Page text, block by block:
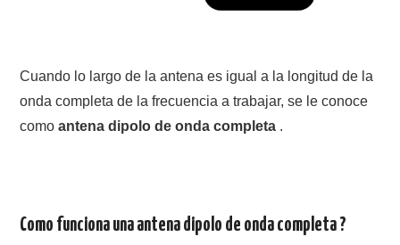
NUESTRAS ACTIVIDADES !
Cuando lo largo de la antena es igual a la longitud de la
onda completa de la frecuencia a trabajar, se le conoce
como antena dipolo de onda completa .
Como funciona una antena dipolo de onda completa ?